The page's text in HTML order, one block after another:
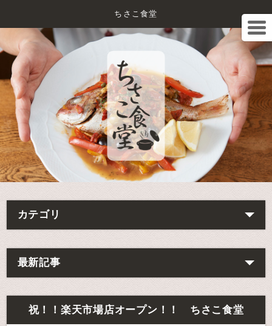
ちさこ食堂
カテゴリ
最新記事
祝！！楽天市場店オープン！！ ちさこ食堂